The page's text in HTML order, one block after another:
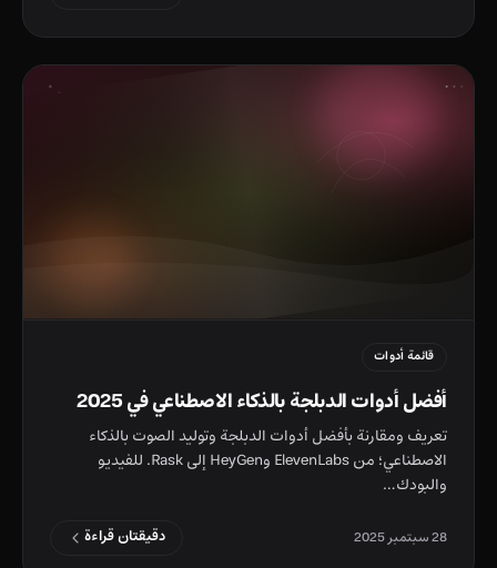
قائمة أدوات
أفضل أدوات الدبلجة بالذكاء الاصطناعي في 2025
تعريف ومقارنة بأفضل أدوات الدبلجة وتوليد الصوت بالذكاء
الاصطناعي؛ من ElevenLabs وHeyGen إلى Rask. للفيديو
والبودك…
28 سبتمبر 2025 دقيقتان قراءة